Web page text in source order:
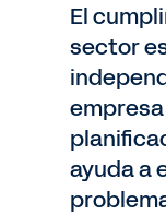
El
sector
ayuda a